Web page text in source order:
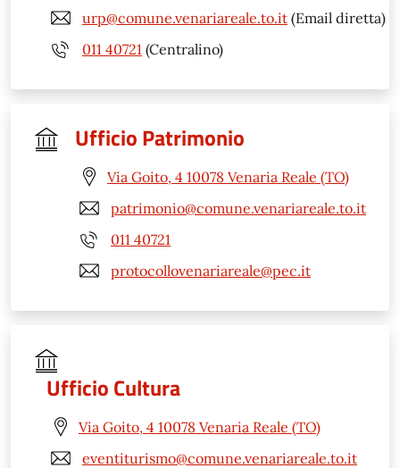
urp@comune.venariareale.to.it (Email diretta)
011 40721 (Centralino)
Ufficio Patrimonio
Via Goito, 4 10078 Venaria Reale (TO)
patrimonio@comune.venariareale.to.it
011 40721
protocollovenariareale@pec.it
Ufficio Cultura
Via Goito, 4 10078 Venaria Reale (TO)
eventiturismo@comune.venariareale.to.it